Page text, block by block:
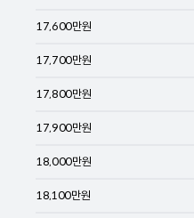
17,600만원
17,700만원
17,800만원
17,900만원
18,000만원
18,100만원